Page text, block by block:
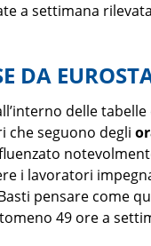
a settimana
DA
delle
che seguono degli
i lavoratori
pensare come
49 ore a